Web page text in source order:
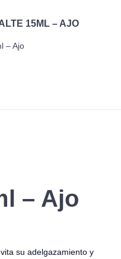
15ML – AJO
– Ajo
– Ajo
su adelgazamiento y